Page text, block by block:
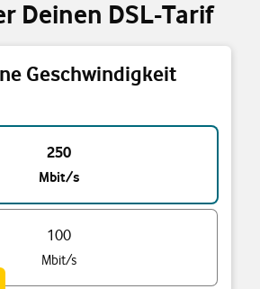
Deinen DSL-Tarif
Geschwindigkeit
250
Mbit/s
100
Mbit/s